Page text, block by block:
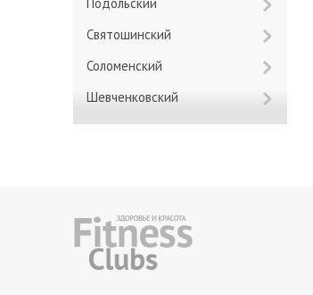
Святошинский
Соломенский
Шевченковский